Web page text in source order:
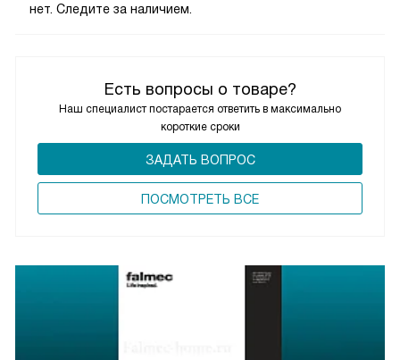
Есть вопросы о товаре?
Наш специалист постарается ответить в максимально
короткие сроки
ЗАДАТЬ ВОПРОС
ПОCМОТРЕТЬ ВСЕ
нет. Следите за наличием.